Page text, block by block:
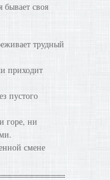
бывает своя
трудный
приходит
пустого
горе, ни
смене